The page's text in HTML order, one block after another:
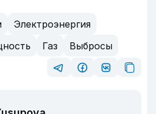
Электроэнергия
Газ
Выбросы